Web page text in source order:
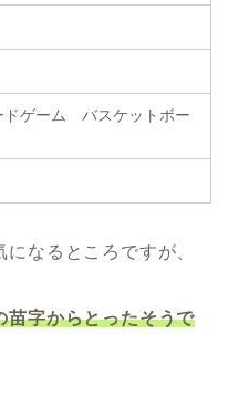
ゲーム バスケットボー
なるところですが、
苗字からとったそうで